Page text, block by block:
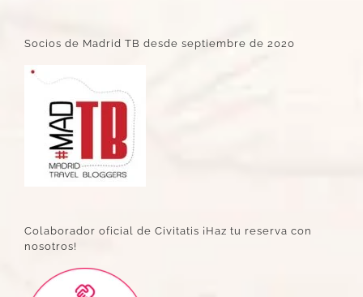
Socios de Madrid TB desde septiembre de 2020
Colaborador oficial de Civitatis ¡Haz tu reserva con
nosotros!